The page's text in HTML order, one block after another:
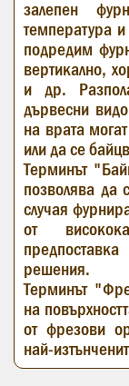
залепен
температура
подредим
вертикално,
и др.
дървесни
на врата
или да се
Терминът
позволява да
случая
от
решения.
Терминът
на
от фрезови
най-